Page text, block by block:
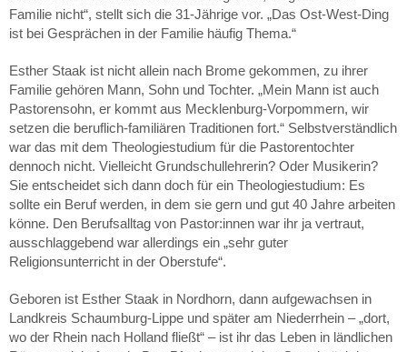
Familie nicht“, stellt sich die 31-Jährige vor. „Das Ost-West-Ding
ist bei Gesprächen in der Familie häufig Thema.“
Esther Staak ist nicht allein nach Brome gekommen, zu ihrer
Familie gehören Mann, Sohn und Tochter. „Mein Mann ist auch
Pastorensohn, er kommt aus Mecklenburg-Vorpommern, wir
setzen die beruflich-familiären Traditionen fort.“ Selbstverständlich
war das mit dem Theologiestudium für die Pastorentochter
dennoch nicht. Vielleicht Grundschullehrerin? Oder Musikerin?
Sie entscheidet sich dann doch für ein Theologiestudium: Es
sollte ein Beruf werden, in dem sie gern und gut 40 Jahre arbeiten
könne. Den Berufsalltag von Pastor:innen war ihr ja vertraut,
ausschlaggebend war allerdings ein „sehr guter
Religionsunterricht in der Oberstufe“.
Geboren ist Esther Staak in Nordhorn, dann aufgewachsen in
Landkreis Schaumburg-Lippe und später am Niederrhein – „dort,
wo der Rhein nach Holland fließt“ – ist ihr das Leben in ländlichen